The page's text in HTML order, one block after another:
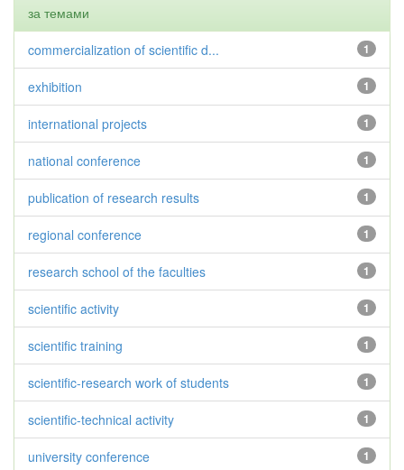
за темами
1
commercialization of scientific d...
1
exhibition
1
international projects
1
national conference
1
publication of research results
1
regional conference
1
research school of the faculties
1
scientific activity
1
scientific training
1
scientific-research work of students
1
scientific-technical activity
1
university conference